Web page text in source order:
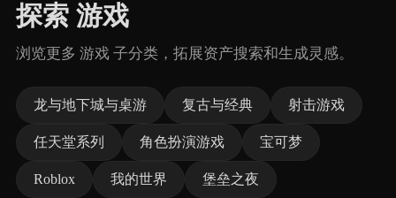
探索 游戏
浏览更多 游戏 子分类，拓展资产搜索和生成灵感。
龙与地下城与桌游 复古与经典 射击游戏
任天堂系列 角色扮演游戏 宝可梦
Roblox 我的世界 堡垒之夜